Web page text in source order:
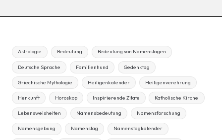
Astrologie Bedeutung Bedeutung von Namenstagen
Deutsche Sprache Familienhund Gedenktag
Griechische Mythologie Heiligenkalender Heiligenverehrung
Herkunft Horoskop Inspirierende Zitate Katholische Kirche
Lebensweisheiten Namensbedeutung Namensforschung
Namensgebung Namenstag Namenstagkalender